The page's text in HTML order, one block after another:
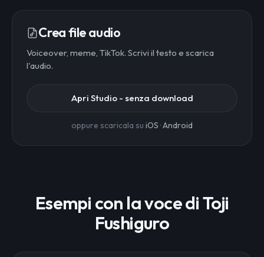
Crea file audio
Voiceover, meme, TikTok. Scrivi il testo e scarica
l'audio.
Apri Studio - senza download
oppure scaricala su iOS ·Android
Esempi con la voce di Toji
Fushiguro